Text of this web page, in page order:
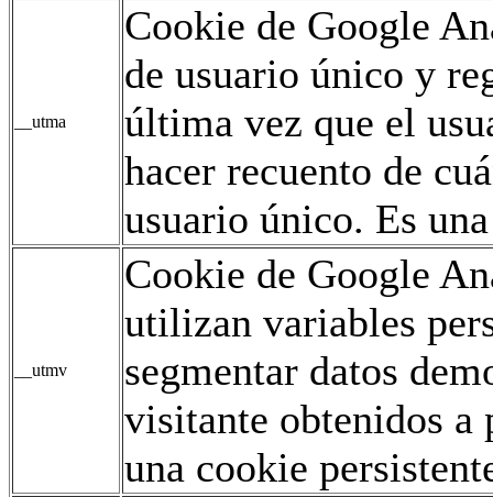
__utma
Cookie de Google
de usuario único y
última vez que el
hacer recuento de
usuario único. Es
__utmv
Cookie de Google
utilizan variables
segmentar datos
visitante obtenidos a
una cookie